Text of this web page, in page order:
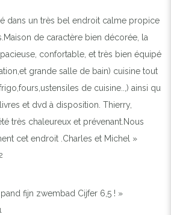
dans un très bel endroit calme propice
de caractère bien décorée, la
confortable, et très bien équipé
grande salle de bain) cuisine tout
de cuisine..,) ainsi qu
et dvd à disposition. Thierry,
très chaleureux et prévenant.Nous
cet endroit .Charles et Michel »
fijn zwembad Cijfer 6,5 ! »